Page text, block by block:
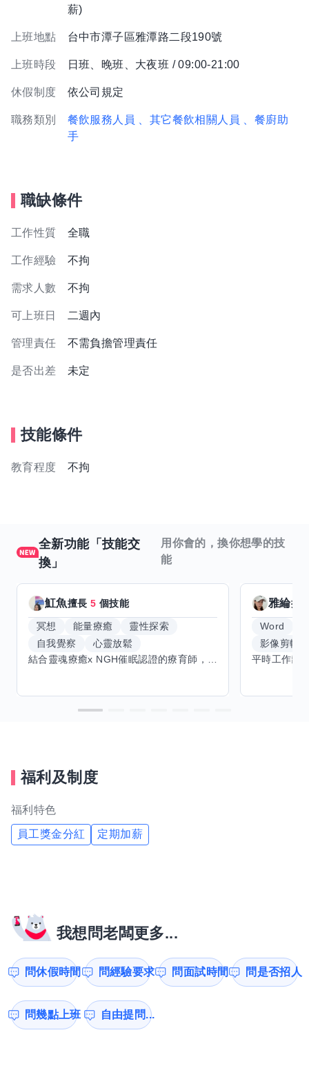
薪)
上班地點 台中市潭子區雅潭路二段190號
上班時段 日班、晚班、大夜班 / 09:00-21:00
休假制度 依公司規定
職務類別 餐飲服務人員 、其它餐飲相關人員
、餐廚助
手
職缺條件
工作性質 全職
工作經驗 不拘
需求人數 不拘
可上班日 二週內
管理責任 不需負擔管理責任
是否出差 未定
技能條件
教育程度 不拘
全新功能「技能交
換」
用你會的，換你想學的技
能
魟魚擅長5 個技能
冥想 能量療癒
靈性探索
自我覺察
心靈放鬆
雅綸擅
Word
影像剪輯
福利及制度
福利特色
員工獎金分紅 定期加薪
我想問老闆更多...
問休假時間 問經驗要求 問面試時間 問是否招人
問幾點上班 自由提問...